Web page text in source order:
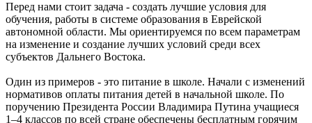
Перед нами стоит задача - создать лучшие условия для
обучения, работы в системе образования в Еврейской
автономной области. Мы ориентируемся по всем параметрам
на изменение и создание лучших условий среди всех
субъектов Дальнего Востока.
Один из примеров - это питание в школе. Начали с изменений
нормативов оплаты питания детей в начальной школе. По
поручению Президента России Владимира Путина учащиеся
1–4 классов по всей стране обеспечены бесплатным горячим